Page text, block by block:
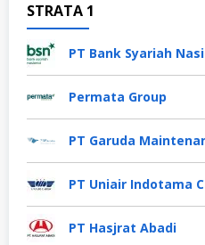
STRATA 1
PT Bank Syariah
Permata Group
PT Garuda
PT Uniair Indotama
PT Hasjrat Abadi